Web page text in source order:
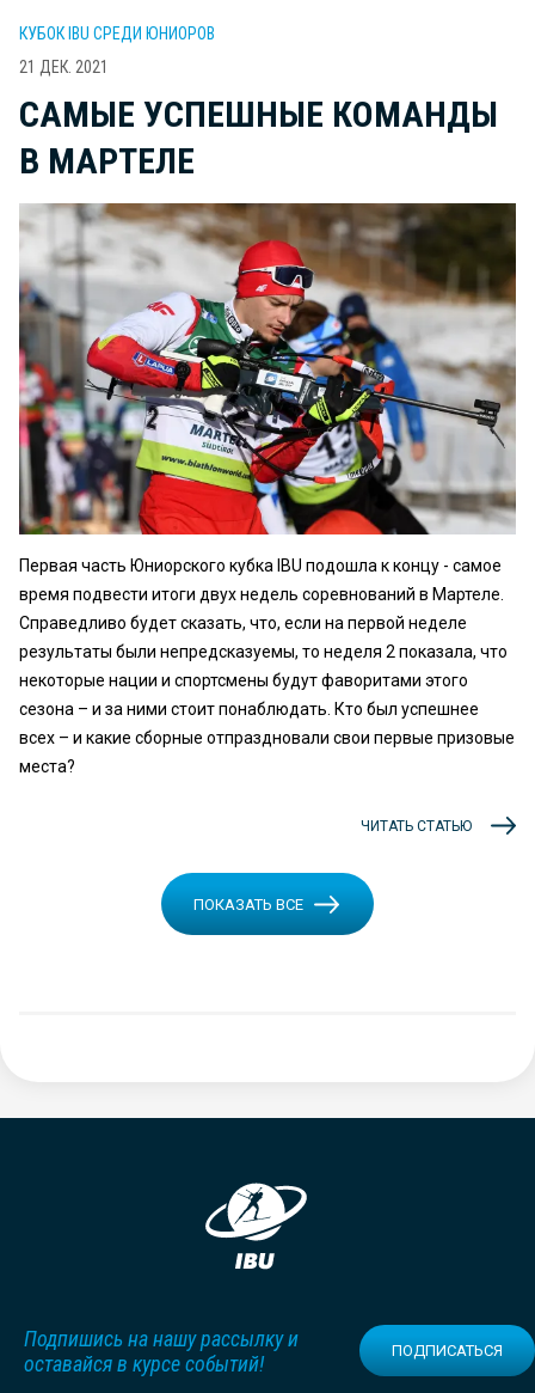
КУБОК IBU СРЕДИ ЮНИОРОВ
21 ДЕК. 2021
САМЫЕ УСПЕШНЫЕ КОМАНДЫ
В МАРТЕЛЕ
Первая часть Юниорского кубка IBU подошла к концу - самое
время подвести итоги двух недель соревнований в Мартеле.
Справедливо будет сказать, что, если на первой неделе
результаты были непредсказуемы, то неделя 2 показала, что
некоторые нации и спортсмены будут фаворитами этого
сезона – и за ними стоит понаблюдать. Кто был успешнее
всех – и какие сборные отпраздновали свои первые призовые
места?
ЧИТАТЬ СТАТЬЮ
ПОКАЗАТЬ ВСЕ
Подпишись на нашу рассылку и
оставайся в курсе событий!
ПОДПИСАТЬСЯ